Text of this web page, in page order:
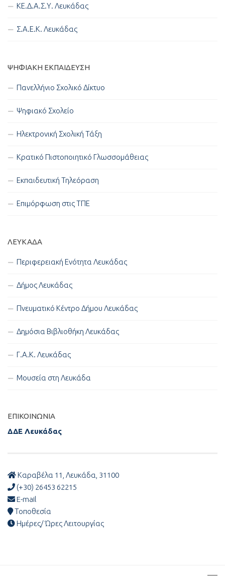
ΚΕ.Δ.Α.Σ.Υ. Λευκάδας
Σ.Α.Ε.Κ. Λευκάδας
ΨΗΦΙΑΚΉ ΕΚΠΑΊΔΕΥΣΗ
Πανελλήνιο Σχολικό Δίκτυο
Ψηφιακό Σχολείο
Ηλεκτρονική Σχολική Τάξη
Κρατικό Πιστοποιητικό Γλωσσομάθειας
Εκπαιδευτική Τηλεόραση
Επιμόρφωση στις ΤΠΕ
ΛΕΥΚΑΔΑ
Περιφερειακή Ενότητα Λευκάδας
Δήμος Λευκάδας
Πνευματικό Κέντρο Δήμου Λευκάδας
Δημόσια Βιβλιοθήκη Λευκάδας
Γ.Α.Κ. Λευκάδας
Μουσεία στη Λευκάδα
ΕΠΙΚΟΙΝΩΝΊΑ
ΔΔΕ Λευκάδας
Καραβέλα 11, Λευκάδα, 31100
(+30) 26453 62215
E-mail
Τοποθεσία
Ημέρες/ Ώρες Λειτουργίας